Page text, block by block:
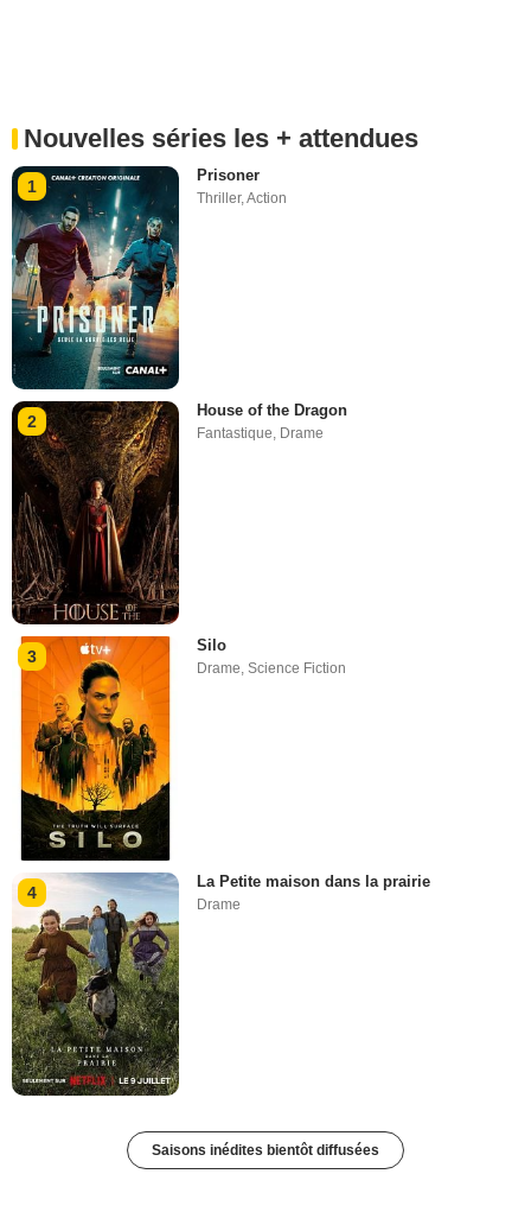
Nouvelles séries les + attendues
1
Prisoner
Thriller,Action
2
House of the Dragon
Fantastique, Drame
3
Silo
Drame,Science Fiction
4
La Petite maison dans la prairie
Drame
Saisons inédites bientôt diffusées